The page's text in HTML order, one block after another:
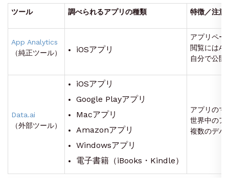
ツール 調べられるアプリの種類 特徴／注意
App Analytics
（純正ツール）
iOSアプリ
アプリペー
閲覧には
自分で公開
Data.ai
（外部ツール）
iOSアプリ
Google Playアプリ
Macアプリ
Amazonアプリ
Windowsアプリ
電子書籍（iBooks・Kindle）
アプリのマ
世界中のア
複数のデバ